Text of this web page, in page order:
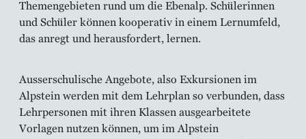
Themengebieten rund um die Ebenalp. Schülerinnen
und Schüler können kooperativ in einem Lernumfeld,
das anregt und herausfordert, lernen.
Ausserschulische Angebote, also Exkursionen im
Alpstein werden mit dem Lehrplan so verbunden, dass
Lehrpersonen mit ihren Klassen ausgearbeitete
Vorlagen nutzen können, um im Alpstein